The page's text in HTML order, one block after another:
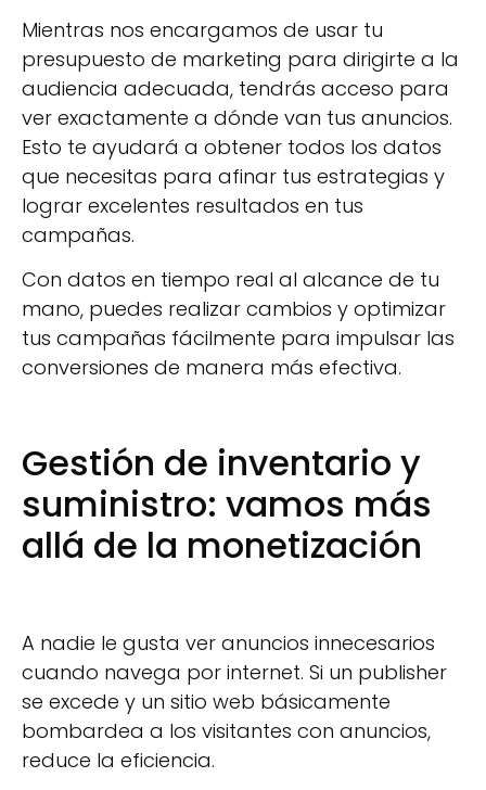
Mientras nos encargamos de usar tu
presupuesto de marketing para dirigirte a la
audiencia adecuada, tendrás acceso para
ver exactamente a dónde van tus anuncios.
Esto te ayudará a obtener todos los datos
que necesitas para afinar tus estrategias y
lograr excelentes resultados en tus
campañas.
Con datos en tiempo real al alcance de tu
mano, puedes realizar cambios y optimizar
tus campañas fácilmente para impulsar las
conversiones de manera más efectiva.
Gestión de inventario y
suministro: vamos más
allá de la monetización
A nadie le gusta ver anuncios innecesarios
cuando navega por internet. Si un publisher
se excede y un sitio web básicamente
bombardea a los visitantes con anuncios,
reduce la eficiencia.